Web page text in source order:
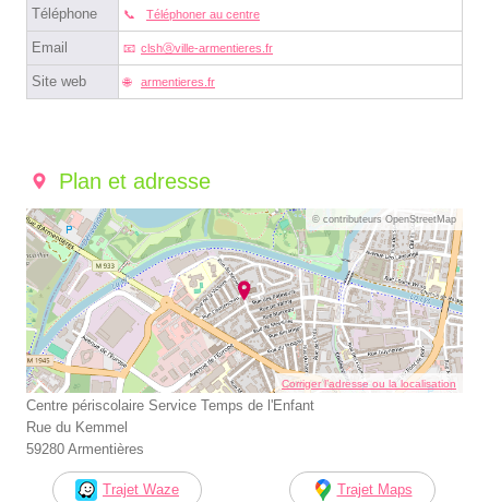
Téléphone Téléphoner au centre
Email clshⓐville-armentieres.fr
Site web armentieres.fr
Plan et adresse
© contributeurs OpenStreetMap
Corriger l’adresse ou la localisation
Centre périscolaire Service Temps de l'Enfant
Rue du Kemmel
59280 Armentières
Trajet Waze Trajet Maps